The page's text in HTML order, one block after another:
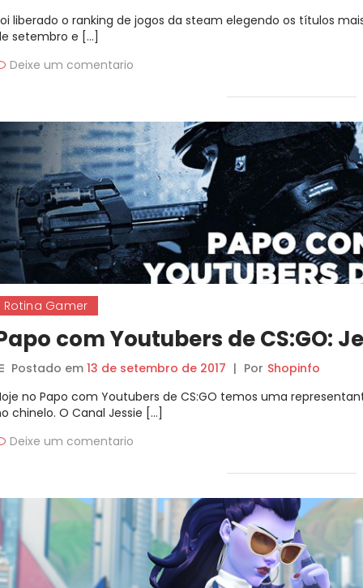
liberado o ranking de jogos da steam elegendo os títulos
setembro e […]
Deixe um comentario
Rotina Gamer
com Youtubers de CS:GO:
Postado em 13 de setembro de 2017 | Por Shopinfo
no Papo com Youtubers de CS:GO temos uma
chinelo. O Canal Jessie […]
Deixe um comentario